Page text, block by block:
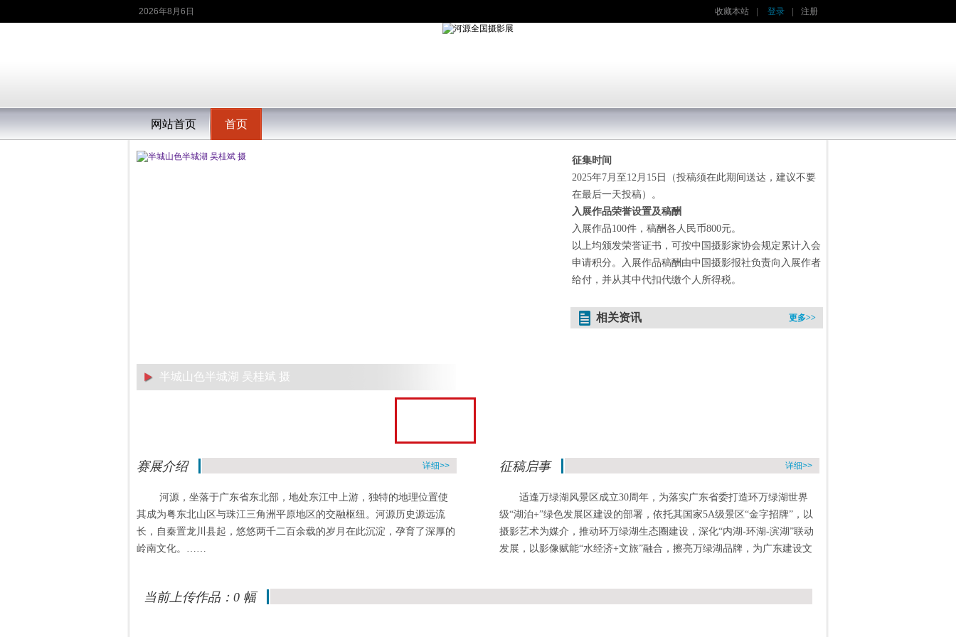
2026年8月6日 收藏本站 登录 注册
网站首页 首页
半城山色半城湖 吴桂斌 摄
征集时间
2025年7月至12月15日（投稿须在此期间送达，建议不要
在最后一天投稿）。
入展作品荣誉设置及稿酬
入展作品100件，稿酬各人民币800元。
以上均颁发荣誉证书，可按中国摄影家协会规定累计入会
申请积分。入展作品稿酬由中国摄影报社负责向入展作者
给付，并从其中代扣代缴个人所得税。
相关资讯 更多>>
赛展介绍 详细>>
河源，坐落于广东省东北部，地处东江中上游，独特的地理位置使
其成为粤东北山区与珠江三角洲平原地区的交融枢纽。河源历史源远流
长，自秦置龙川县起，悠悠两千二百余载的岁月在此沉淀，孕育了深厚的
岭南文化。……
征稿启事 详细>>
适逢万绿湖风景区成立30周年，为落实广东省委打造环万绿湖世界
级“湖泊+”绿色发展区建设的部署，依托其国家5A级景区“金字招牌”，以
摄影艺术为媒介，推动环万绿湖生态圈建设，深化“内湖-环湖-滨湖”联动
发展，以影像赋能“水经济+文旅”融合，擦亮万绿湖品牌，为广东建设文
当前上传作品：0 幅